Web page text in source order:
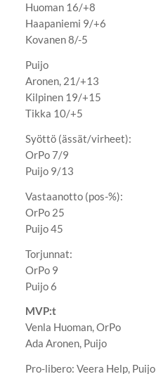
Huoman 16/+8
Haapaniemi 9/+6
Kovanen 8/-5
Puijo
Aronen, 21/+13
Kilpinen 19/+15
Tikka 10/+5
Syöttö (ässät/virheet):
OrPo 7/9
Puijo 9/13
Vastaanotto (pos-%):
OrPo 25
Puijo 45
Torjunnat:
OrPo 9
Puijo 6
MVP:t
Venla Huoman, OrPo
Ada Aronen, Puijo
Pro-libero: Veera Help, Puijo